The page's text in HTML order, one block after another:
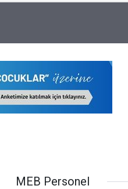
MEB Personel